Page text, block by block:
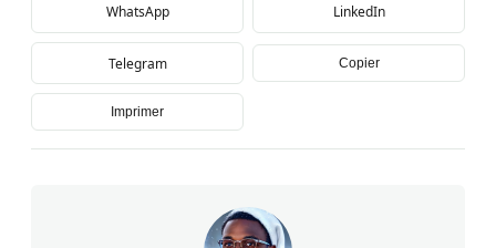
WhatsApp LinkedIn
Telegram Copier
Imprimer